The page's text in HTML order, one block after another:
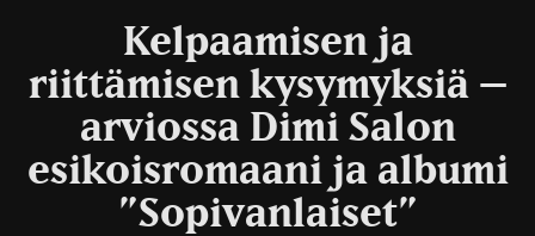
Kelpaamisen ja
riittämisen kysymyksiä –
arviossa Dimi Salon
esikoisromaani ja albumi
”Sopivanlaiset”